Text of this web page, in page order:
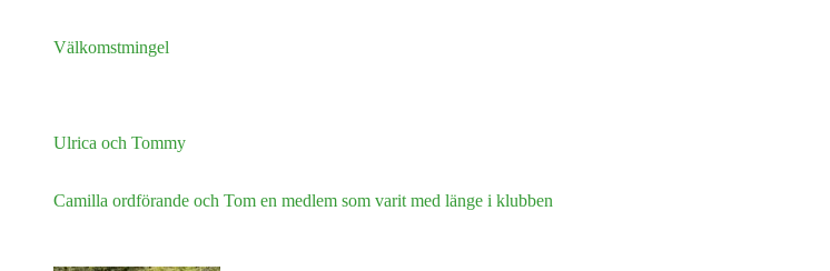
Välkomstmingel
Ulrica och Tommy
Camilla ordförande och Tom en medlem som varit med länge i klubben